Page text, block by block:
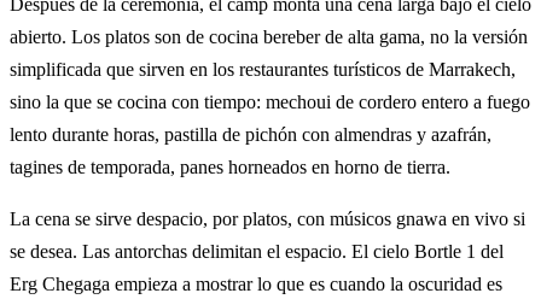
Después de la ceremonia, el camp monta una cena larga bajo el cielo
abierto. Los platos son de cocina bereber de alta gama, no la versión
simplificada que sirven en los restaurantes turísticos de Marrakech,
sino la que se cocina con tiempo: mechoui de cordero entero a fuego
lento durante horas, pastilla de pichón con almendras y azafrán,
tagines de temporada, panes horneados en horno de tierra.
La cena se sirve despacio, por platos, con músicos gnawa en vivo si
se desea. Las antorchas delimitan el espacio. El cielo Bortle 1 del
Erg Chegaga empieza a mostrar lo que es cuando la oscuridad es